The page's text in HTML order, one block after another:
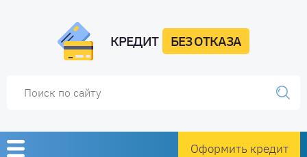
КРЕДИТ БЕЗ ОТКАЗА
Оформить кредит